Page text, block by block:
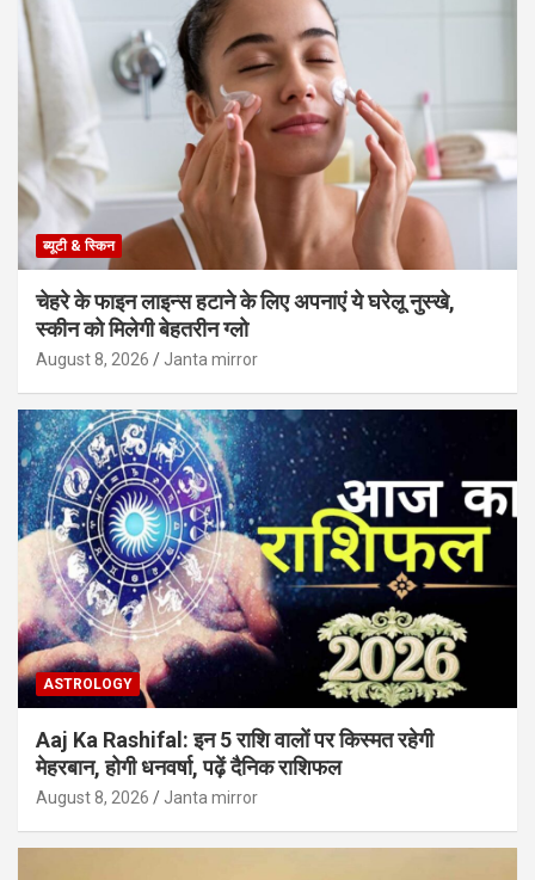
ब्यूटी & स्किन
चेहरे के फाइन लाइन्स हटाने के लिए अपनाएं ये घरेलू नुस्खे,
स्कीन को मिलेगी बेहतरीन ग्लो
August 8, 2026 Janta mirror
ASTROLOGY
Aaj Ka Rashifal: इन 5 राशि वालों पर किस्मत रहेगी
मेहरबान, होगी धनवर्षा, पढ़ें दैनिक राशिफल
August 8, 2026 Janta mirror